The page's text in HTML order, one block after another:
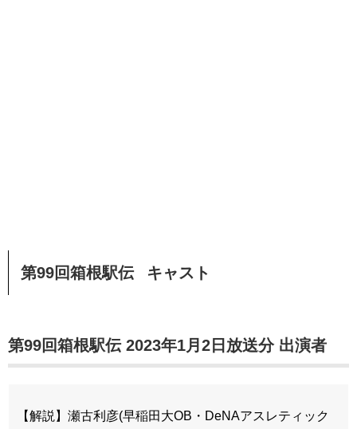
第99回箱根駅伝 キャスト
第99回箱根駅伝 2023年1月2日放送分 出演者
【解説】瀬古利彦(早稲田大OB・DeNAアスレティック